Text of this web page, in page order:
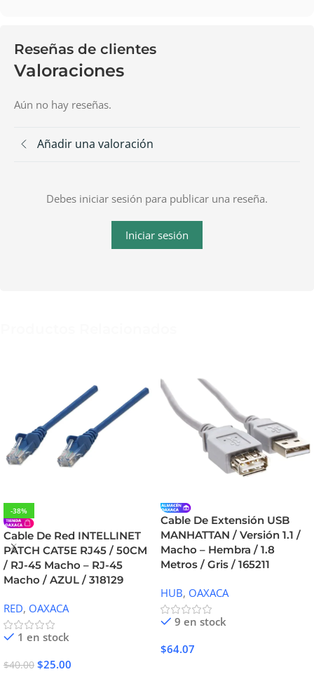
Reseñas de clientes
Valoraciones
Aún no hay reseñas.
Añadir una valoración
Debes iniciar sesión para publicar una reseña.
Iniciar sesión
-38%
Cable De Red INTELLINET
PATCH CAT5E RJ45 / 50CM
/ RJ-45 Macho – RJ-45
Macho / AZUL / 318129
RED, OAXACA
1 en stock
$40.00 $25.00
Cable De Extensión USB
MANHATTAN / Versión 1.1 /
Macho – Hembra / 1.8
Metros / Gris / 165211
HUB, OAXACA
9 en stock
$64.07